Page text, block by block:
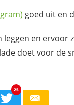
goed uit en
en ervoor
doet voor de
25